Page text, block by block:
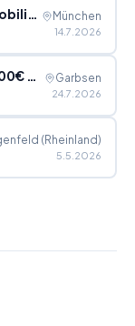
Techniker (m/w/d) Testing Elektromobilität München
14.7.2026
Montageleiter Elektromobilität 4.000€ Willkommensprämie (m/w/d) Garbsen
24.7.2026
(Rheinland)
5.5.2026